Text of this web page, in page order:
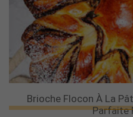
Brioche Flocon À La
Parfaite